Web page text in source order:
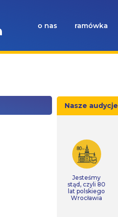
o nas ramówka
Nasze audycje
Jesteśmy
stąd, czyli 80
lat polskiego
Wrocławia